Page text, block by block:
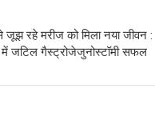
जूझ रहे मरीज को मिला नया जीवन :
में जटिल गैस्ट्रोजेजुनोस्टॉमी सफल